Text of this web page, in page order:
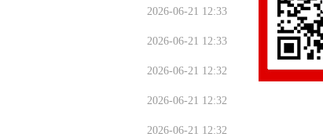
2026-06-21 12:33
2026-06-21 12:33
2026-06-21 12:32
2026-06-21 12:32
2026-06-21 12:32